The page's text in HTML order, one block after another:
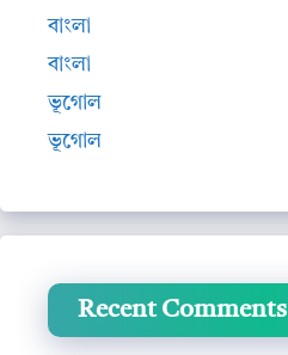
বাংলা
বাংলা
ভূগোল
ভূগোল
Recent Comments